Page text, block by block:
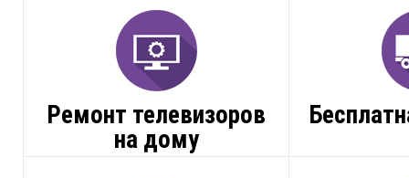
Ремонт телевизоров
на дому